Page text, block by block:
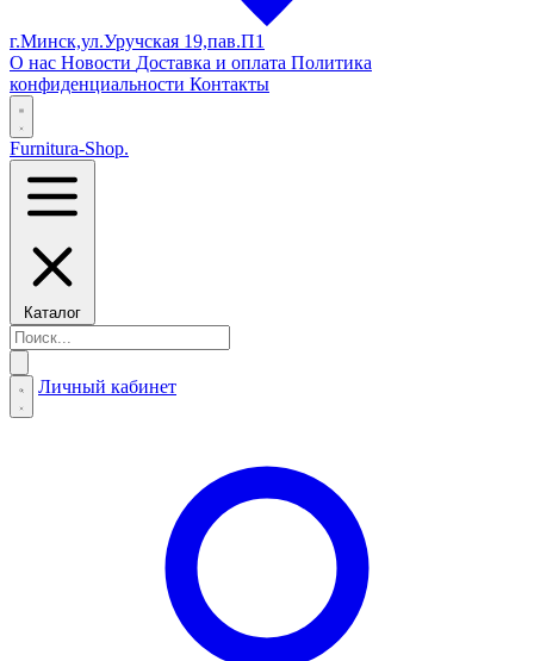
г.Минск,ул.Уручская 19,пав.П1
О нас Новости Доставка и оплата Политика
конфиденциальности Контакты
Furnitura-Shop.
Каталог
Личный кабинет